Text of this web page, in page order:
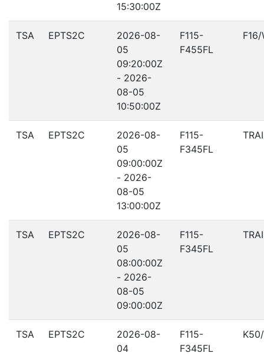
15:30:00Z
TSA EPTS2C
2026-08-
05
09:20:00Z
- 2026-
08-05
10:50:00Z
F115-
F455FL
F16/
TSA EPTS2C
2026-08-
05
09:00:00Z
- 2026-
08-05
13:00:00Z
F115-
F345FL
TSA EPTS2C
2026-08-
05
08:00:00Z
- 2026-
08-05
09:00:00Z
F115-
F345FL
TSA EPTS2C
2026-08-
04
F115-
F345FL